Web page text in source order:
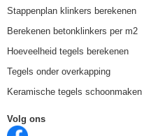
Stappenplan klinkers berekenen
Berekenen betonklinkers per m2
Hoeveelheid tegels berekenen
Tegels onder overkapping
Keramische tegels schoonmaken
Volg ons